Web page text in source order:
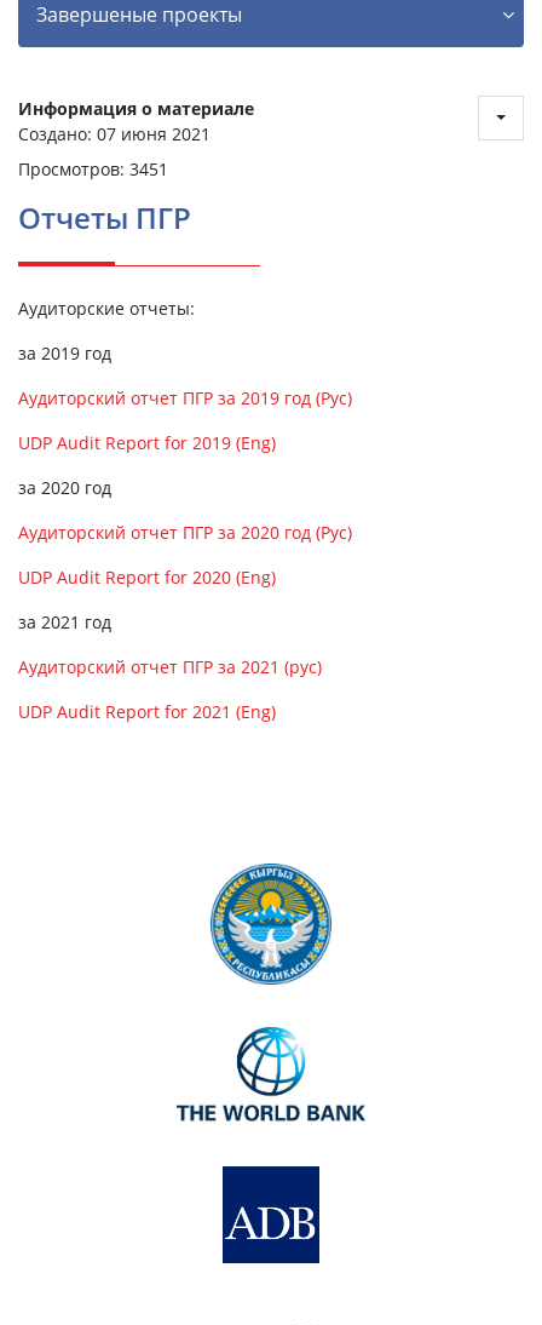
Завершеные проекты
Информация о материале
Создано: 07 июня 2021
Просмотров: 3451
Отчеты ПГР
Аудиторские отчеты:
за 2019 год
Аудиторский отчет ПГР за 2019 год (Рус)
UDP Audit Report for 2019 (Eng)
за 2020 год
Аудиторский отчет ПГР за 2020 год (Рус)
UDP Audit Report for 2020 (Eng)
за 2021 год
Аудиторский отчет ПГР за 2021 (рус)
UDP Audit Report for 2021 (Eng)